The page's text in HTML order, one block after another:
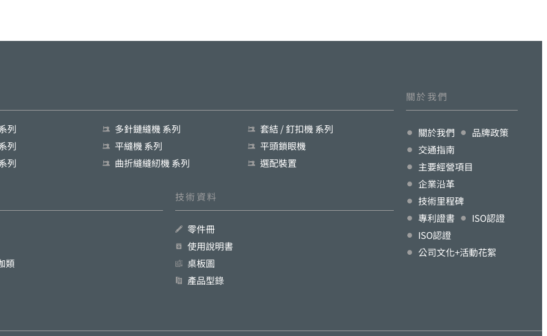
列
列
列
多針鏈縫機 系列
平縫機 系列
曲折縫縫紉機 系列
套結 / 釘扣機 系列
平頭鎖眼機
選配裝置
技術資料
類
零件冊
使用說明書
桌板圖
產品型錄
關於我們
關於我們
品牌政策
交通指南
主要經營項目
企業沿革
技術里程碑
專利證書
ISO認證
ISO認證
公司文化+活動花絮